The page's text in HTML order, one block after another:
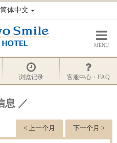
体中文
MENU
浏览记录 客服中心・FAQ
息 ／
下一个月 >
< 上一个月